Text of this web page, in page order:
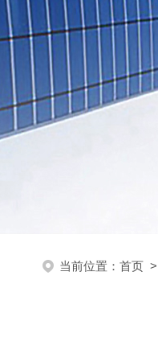
当前位置： 首页 >